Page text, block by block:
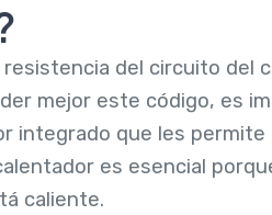
del circuito del
mejor este código, es
integrado que les permite
es esencial
caliente.